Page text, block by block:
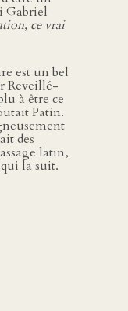
Gabriel
ce vrai
est un bel
Reveillé-
à être ce
Patin.
des
latin,
la suit.